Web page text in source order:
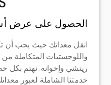
الحصول على عرض
انقل معداتك حيث يجب أن
واللوجستيات المتكاملة
ريتشي وإخوانه. نهتم بكل
خدمتنا الشاملة لعبور